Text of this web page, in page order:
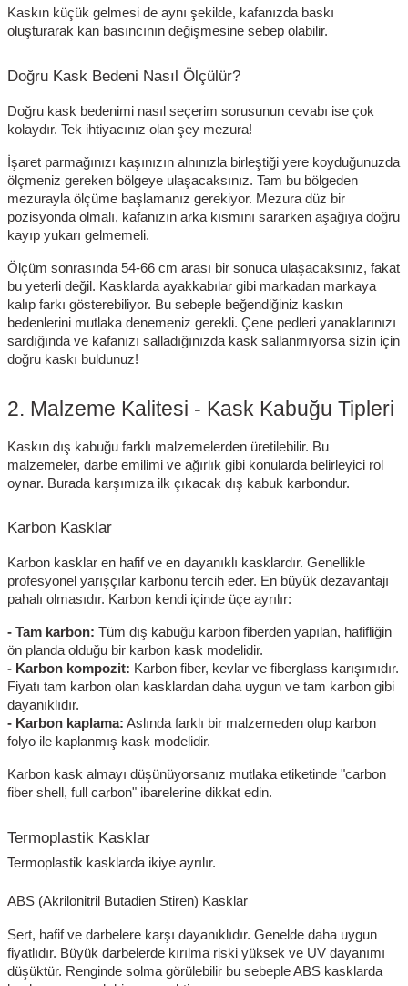
Kaskın küçük gelmesi de aynı şekilde, kafanızda baskı
oluşturarak kan basıncının değişmesine sebep olabilir.
Doğru Kask Bedeni Nasıl Ölçülür?
Doğru kask bedenimi nasıl seçerim sorusunun cevabı ise çok
kolaydır. Tek ihtiyacınız olan şey mezura!
İşaret parmağınızı kaşınızın alnınızla birleştiği yere koyduğunuzda
ölçmeniz gereken bölgeye ulaşacaksınız. Tam bu bölgeden
mezurayla ölçüme başlamanız gerekiyor. Mezura düz bir
pozisyonda olmalı, kafanızın arka kısmını sararken aşağıya doğru
kayıp yukarı gelmemeli.
Ölçüm sonrasında 54-66 cm arası bir sonuca ulaşacaksınız, fakat
bu yeterli değil. Kasklarda ayakkabılar gibi markadan markaya
kalıp farkı gösterebiliyor. Bu sebeple beğendiğiniz kaskın
bedenlerini mutlaka denemeniz gerekli. Çene pedleri yanaklarınızı
sardığında ve kafanızı salladığınızda kask sallanmıyorsa sizin için
doğru kaskı buldunuz!
2. Malzeme Kalitesi - Kask Kabuğu Tipleri
Kaskın dış kabuğu farklı malzemelerden üretilebilir. Bu
malzemeler, darbe emilimi ve ağırlık gibi konularda belirleyici rol
oynar. Burada karşımıza ilk çıkacak dış kabuk karbondur.
Karbon Kasklar
Karbon kasklar en hafif ve en dayanıklı kasklardır. Genellikle
profesyonel yarışçılar karbonu tercih eder. En büyük dezavantajı
pahalı olmasıdır. Karbon kendi içinde üçe ayrılır:
- Tam karbon: Tüm dış kabuğu karbon fiberden yapılan, hafifliğin
ön planda olduğu bir karbon kask modelidir.
- Karbon kompozit: Karbon fiber, kevlar ve fiberglass karışımıdır.
Fiyatı tam karbon olan kasklardan daha uygun ve tam karbon gibi
dayanıklıdır.
- Karbon kaplama: Aslında farklı bir malzemeden olup karbon
folyo ile kaplanmış kask modelidir.
Karbon kask almayı düşünüyorsanız mutlaka etiketinde "carbon
fiber shell, full carbon" ibarelerine dikkat edin.
Termoplastik Kasklar
Termoplastik kasklarda ikiye ayrılır.
ABS (Akrilonitril Butadien Stiren) Kasklar
Sert, hafif ve darbelere karşı dayanıklıdır. Genelde daha uygun
fiyatlıdır. Büyük darbelerde kırılma riski yüksek ve UV dayanımı
düşüktür. Renginde solma görülebilir bu sebeple ABS kasklarda